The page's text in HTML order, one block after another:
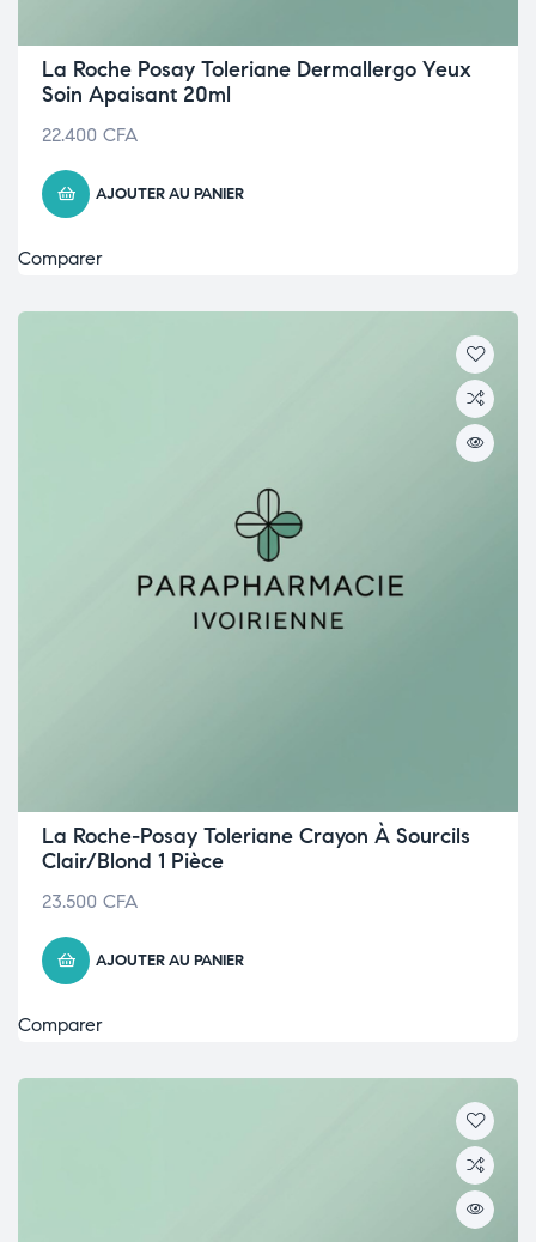
La Roche Posay Toleriane Dermallergo Yeux
Soin Apaisant 20ml
22.400 CFA
AJOUTER AU PANIER
Comparer
La Roche-Posay Toleriane Crayon À Sourcils
Clair/Blond 1 Pièce
23.500 CFA
AJOUTER AU PANIER
Comparer